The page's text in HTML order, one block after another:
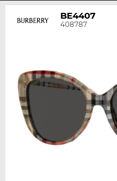
BE4407
408787